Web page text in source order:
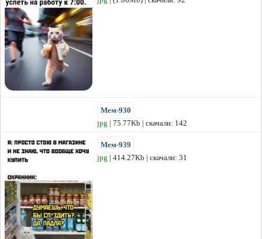
Мем-930
jpg | 75.77Kb | скачали: 142
Мем-939
jpg | 414.27Kb | скачали: 31